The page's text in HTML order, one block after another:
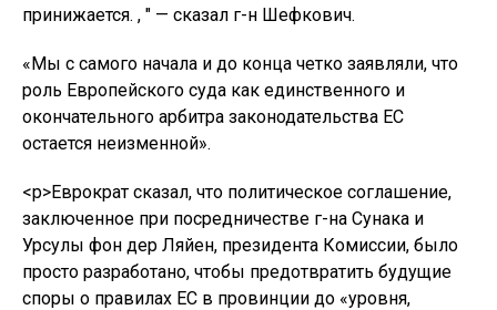
принижается. , " — сказал г-н Шефкович.
«Мы с самого начала и до конца четко заявляли, что
роль Европейского суда как единственного и
окончательного арбитра законодательства ЕС
остается неизменной».
<р>Еврократ сказал, что политическое соглашение,
заключенное при посредничестве г-на Сунака и
Урсулы фон дер Ляйен, президента Комиссии, было
просто разработано, чтобы предотвратить будущие
споры о правилах ЕС в провинции до «уровня,